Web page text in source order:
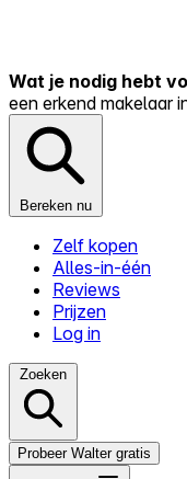
Wat je nodig hebt
een erkend makelaar
Bereken nu
Zelf kopen
Alles-in-één
Reviews
Prijzen
Log in
Zoeken
Probeer Walter gratis